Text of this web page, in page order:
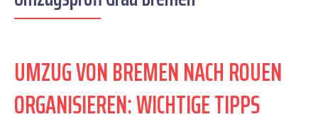
UMZUG VON BREMEN NACH ROUEN
ORGANISIEREN: WICHTIGE TIPPS